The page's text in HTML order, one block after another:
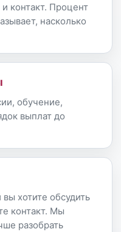
контакт. Процент
насколько
обучение,
выплат до
хотите обсудить
контакт. Мы
разобрать